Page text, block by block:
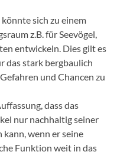
sich zu einem
z.B. für Seevögel,
entwickeln. Dies gilt es
das stark bergbaulich
und Chancen zu
dass das
nur nachhaltig seiner
wenn er seine
Funktion weit in das